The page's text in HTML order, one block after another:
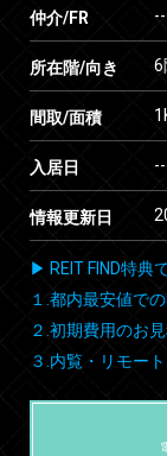
仲介/FR
所在階/向き 6
間取/面積
入居日
情報更新日
▶ REIT FIND特典
１.都内最安値で
２.初期費用のお
３.内覧・リモー